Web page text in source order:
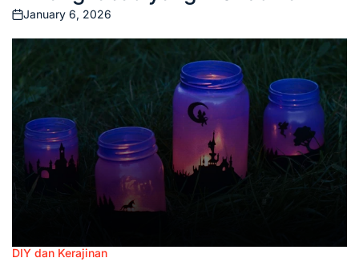
Posted
on
January 6, 2026
Posted
DIY dan Kerajinan